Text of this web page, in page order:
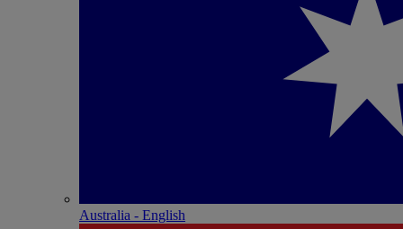
Australia - English